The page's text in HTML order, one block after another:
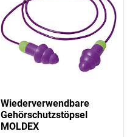
Wiederverwendbare
Gehörschutzstöpsel
MOLDEX